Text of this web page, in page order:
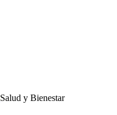
Salud y Bienestar